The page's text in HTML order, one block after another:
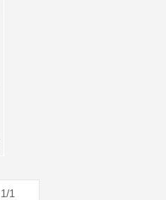
1/1